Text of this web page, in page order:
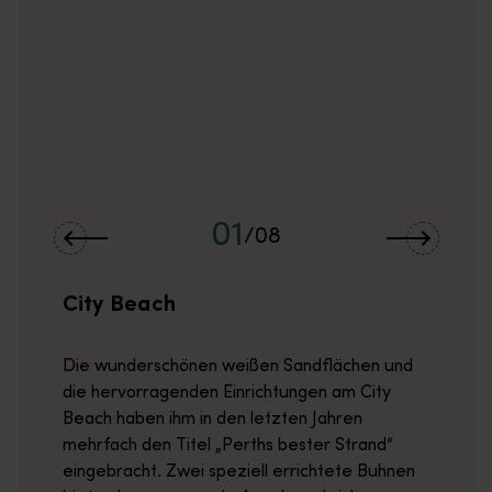
01/08
City Beach
Die wunderschönen weißen Sandflächen und
die hervorragenden Einrichtungen am City
Beach haben ihm in den letzten Jahren
mehrfach den Titel „Perths bester Strand“
eingebracht. Zwei speziell errichtete Buhnen